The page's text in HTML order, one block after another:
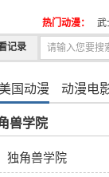
记录
热门动漫： 武
美国动漫 动漫电
兽学院
独角兽学院